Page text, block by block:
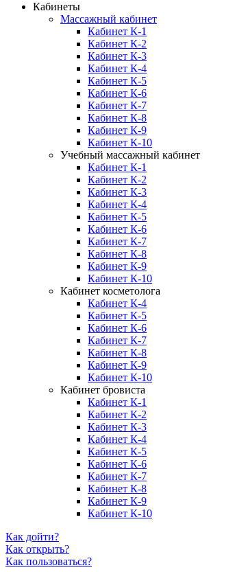
Кабинеты
Массажный кабинет
Кабинет К-1
Кабинет К-2
Кабинет К-3
Кабинет К-4
Кабинет К-5
Кабинет К-6
Кабинет К-7
Кабинет К-8
Кабинет К-9
Кабинет К-10
Учебный массажный кабинет
Кабинет К-1
Кабинет К-2
Кабинет К-3
Кабинет К-4
Кабинет К-5
Кабинет К-6
Кабинет К-7
Кабинет К-8
Кабинет К-9
Кабинет К-10
Кабинет косметолога
Кабинет К-4
Кабинет К-5
Кабинет К-6
Кабинет К-7
Кабинет К-8
Кабинет К-9
Кабинет К-10
Кабинет бровиста
Кабинет К-1
Кабинет К-2
Кабинет К-3
Кабинет К-4
Кабинет К-5
Кабинет К-6
Кабинет К-7
Кабинет К-8
Кабинет К-9
Кабинет К-10
Как дойти?
Как открыть?
Как пользоваться?